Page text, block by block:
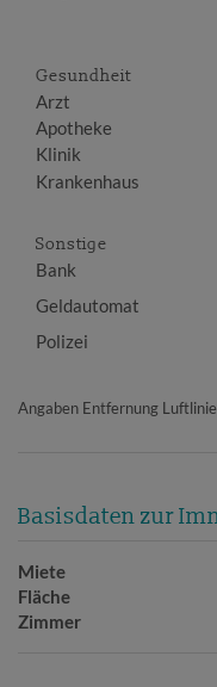
Gesundheit
Arzt
Apotheke
Klinik
Krankenhaus
Sonstige
Bank
Geldautomat
Polizei
Angaben Entfernung
Basisdaten zur
Miete
Fläche
Zimmer